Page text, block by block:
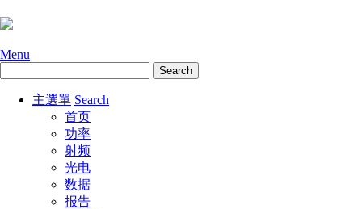
Menu
主選單 Search
首页
功率
射频
光电
数据
报告